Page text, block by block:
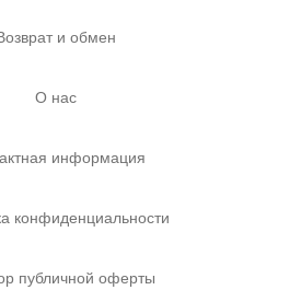
и обмен
О нас
информация
конфиденциальности
публичной оферты